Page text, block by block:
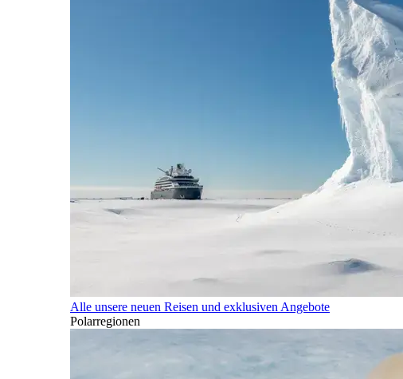
Alle unsere neuen Reisen und exklusiven Angebote
Polarregionen